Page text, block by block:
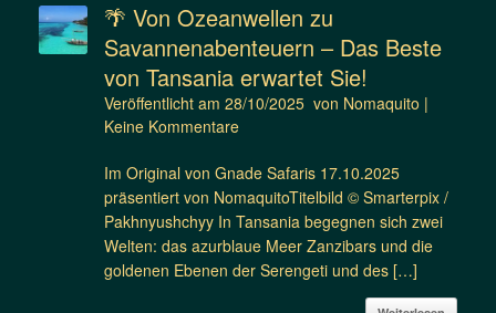
🌴 Von Ozeanwellen zu
Savannenabenteuern – Das Beste
von Tansania erwartet Sie!
Veröffentlicht am 28/10/2025 von Nomaquito |
Keine Kommentare
Im Original von Gnade Safaris 17.10.2025
präsentiert von NomaquitoTitelbild © Smarterpix /
Pakhnyushchyy In Tansania begegnen sich zwei
Welten: das azurblaue Meer Zanzibars und die
goldenen Ebenen der Serengeti und des […]